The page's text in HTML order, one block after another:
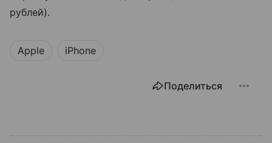
рублей).
Apple iPhone
Поделиться